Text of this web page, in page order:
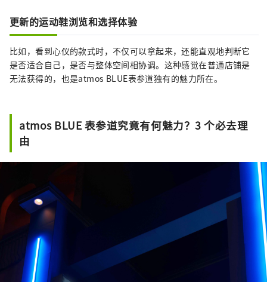
更新的运动鞋浏览和选择体验
比如，看到心仪的款式时，不仅可以拿起来，还能直观地判断它
是否适合自己，是否与整体空间相协调。这种感觉在普通店铺是
无法获得的，也是atmos BLUE表参道独有的魅力所在。
atmos BLUE 表参道究竟有何魅力？3 个必去理
由